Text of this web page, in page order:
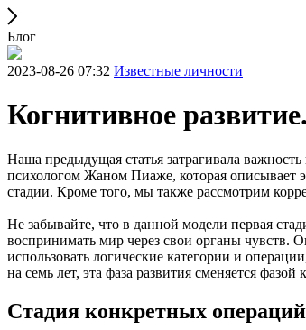
Блог
2023-08-26 07:32 Известные личности
Когнитивное
Наша предыдущая статья затрагивала
психологом Жаном Пиаже, которая описывает
стадии. Кроме того, мы также рассмотрим
Не забывайте, что в данной модели первая
воспринимать мир через свои органы чувств.
использовать логические категории и
на семь лет, эта фаза развития сменяется
Стадия конкретных операций